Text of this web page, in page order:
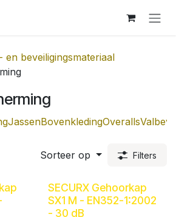
en beveiligingsmateriaal
JassenBovenkledingOveralls
Sorteer op Filters
SECURX Gehoorkap
SX1 M - EN352-1:2002
- 30 dB